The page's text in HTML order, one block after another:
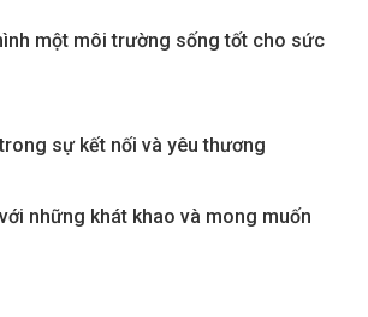
một môi trường sống tốt cho sức
sự kết nối và yêu thương
những khát khao và mong muốn